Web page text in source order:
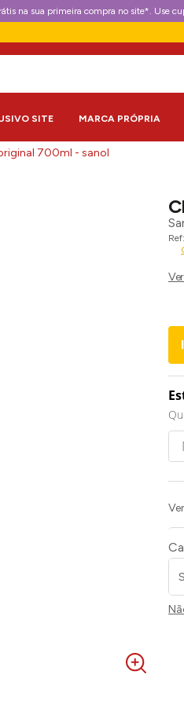
na sua primeira compra no site*. Use
SITE MARCA PRÓPRIA
700ml - sanol